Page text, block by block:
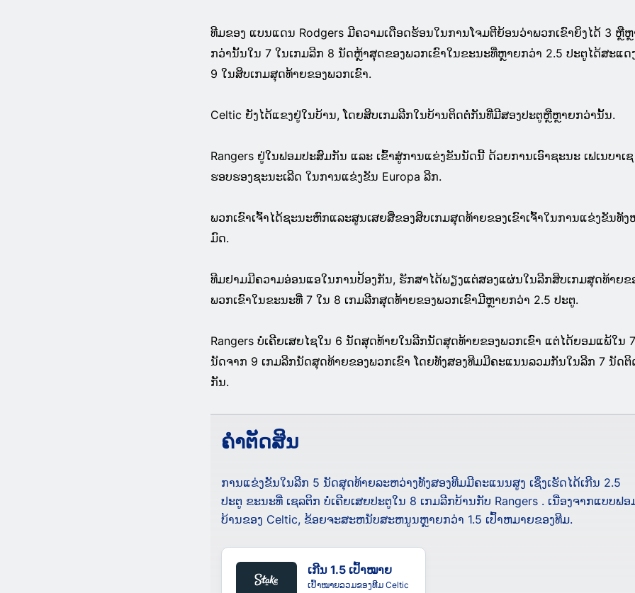
ທີມຂອງ ແບນແດນ Rodgers ມີຄວາມເດືອດຮ້ອນໃນການໂຈມຕີຍ້ອນວ່າພວກເຂົາຍິງໄດ້ 3 ຫຼື
ກວ່ານັ້ນໃນ 7 ໃນເກມລີກ 8 ນັດຫຼ້າສຸດຂອງພວກເຂົາໃນຂະນະທີ່ຫຼາຍກວ່າ 2.5 ປະຕູໄດ້ສະແດ
9 ໃນສິບເກມສຸດທ້າຍຂອງພວກເຂົາ.
Celtic ຍັງໄດ້ແຂງຢູ່ໃນບ້ານ, ໂດຍສິບເກມລີກໃນບ້ານຕິດຕໍ່ກັນທີ່ມີສອງປະຕູຫຼືຫຼາຍກວ່ານັ້ນ.
Rangers ຢູ່ໃນຟອມປະສົມກັນ ແລະ ເຂົ້າສູ່ການແຂ່ງຂັນນັດນີ້ ດ້ວຍການເອົາຊະນະ ເຟເນບາເຊ
ຮອບຮອງຊະນະເລີດ ໃນການແຂ່ງຂັນ Europa ລີກ.
ພວກເຂົາເຈົ້າໄດ້ຊະນະຫົກແລະສູນເສຍສີ່ຂອງສິບເກມສຸດທ້າຍຂອງເຂົາເຈົ້າໃນການແຂ່ງຂັນທັງ
ມົດ.
ທີມຢາມມີຄວາມອ່ອນແອໃນການປ້ອງກັນ, ຮັກສາໄດ້ພຽງແຕ່ສອງແຜ່ນໃນລີກສິບເກມສຸດທ້າຍຂ
ພວກເຂົາໃນຂະນະທີ່ 7 ໃນ 8 ເກມລີກສຸດທ້າຍຂອງພວກເຂົາມີຫຼາຍກວ່າ 2.5 ປະຕູ.
Rangers ບໍ່ເຄີຍເສຍໄຊໃນ 6 ນັດສຸດທ້າຍໃນລີກນັດສຸດທ້າຍຂອງພວກເຂົາ ແຕ່ໄດ້ຍອມແພ້ໃນ 7
ນັດຈາກ 9 ເກມລີກນັດສຸດທ້າຍຂອງພວກເຂົາ ໂດຍທັງສອງທີມມີຄະແນນລວມກັນໃນລີກ 7 ນັດຕິ
ກັນ.
ຄໍາຕັດສິນ
ການແຂ່ງຂັນໃນລີກ 5 ນັດສຸດທ້າຍລະຫວ່າງທັງສອງທີມມີຄະແນນສູງ ເຊິ່ງເຮັດໄດ້ເກີນ 2.5
ປະຕູ ຂະນະທີ່ ເຊລຕິກ ບໍ່ເຄີຍເສຍປະຕູໃນ 8 ເກມລີກບ້ານກັບ Rangers . ເນື່ອງຈາກແບບຟອ
ບ້ານຂອງ Celtic, ຂ້ອຍຈະສະຫນັບສະຫນູນຫຼາຍກວ່າ 1.5 ເປົ້າຫມາຍຂອງທີມ.
ເກີນ 1.5 ເປົ້າໝາຍ
ເປົ້າໝາຍລວມຂອງທີມ Celtic